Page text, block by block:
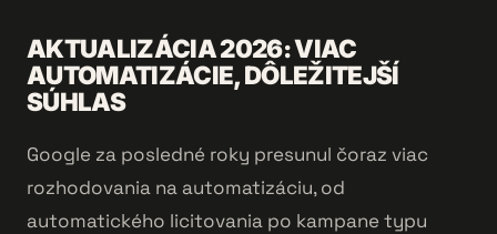
AKTUALIZÁCIA 2026: VIAC
AUTOMATIZÁCIE, DÔLEŽITEJŠÍ
SÚHLAS
Google za posledné roky presunul čoraz viac
rozhodovania na automatizáciu, od
automatického licitovania po kampane typu